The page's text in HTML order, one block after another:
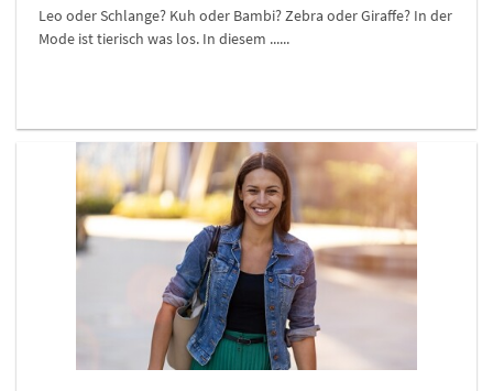
Leo oder Schlange? Kuh oder Bambi? Zebra oder Giraffe? In der
Mode ist tierisch was los. In diesem ......